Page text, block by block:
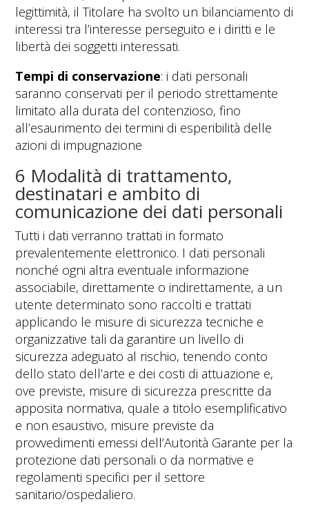
legittimità, il Titolare ha svolto un bilanciamento di
interessi tra l’interesse perseguito e i diritti e le
libertà dei soggetti interessati.
Tempi di conservazione: i dati personali
saranno conservati per il periodo strettamente
limitato alla durata del contenzioso, fino
all’esaurimento dei termini di esperibilità delle
azioni di impugnazione
6 Modalità di trattamento,
destinatari e ambito di
comunicazione dei dati personali
Tutti i dati verranno trattati in formato
prevalentemente elettronico. I dati personali
nonché ogni altra eventuale informazione
associabile, direttamente o indirettamente, a un
utente determinato sono raccolti e trattati
applicando le misure di sicurezza tecniche e
organizzative tali da garantire un livello di
sicurezza adeguato al rischio, tenendo conto
dello stato dell’arte e dei costi di attuazione e,
ove previste, misure di sicurezza prescritte da
apposita normativa, quale a titolo esemplificativo
e non esaustivo, misure previste da
provvedimenti emessi dell’Autorità Garante per la
protezione dati personali o da normative e
regolamenti specifici per il settore
sanitario/ospedaliero.